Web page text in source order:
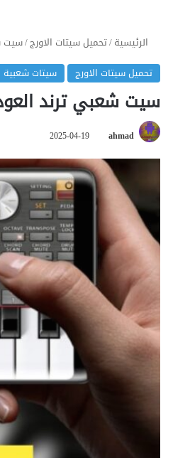
الرئيسية/تحميل سيتات الاورج/سيت
تحميل سيتات الاورج
سيتات شعبية
سيت شعبي ترند العود
ahmad
2025-04-19